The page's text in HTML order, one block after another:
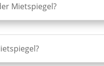
Mietspiegel?